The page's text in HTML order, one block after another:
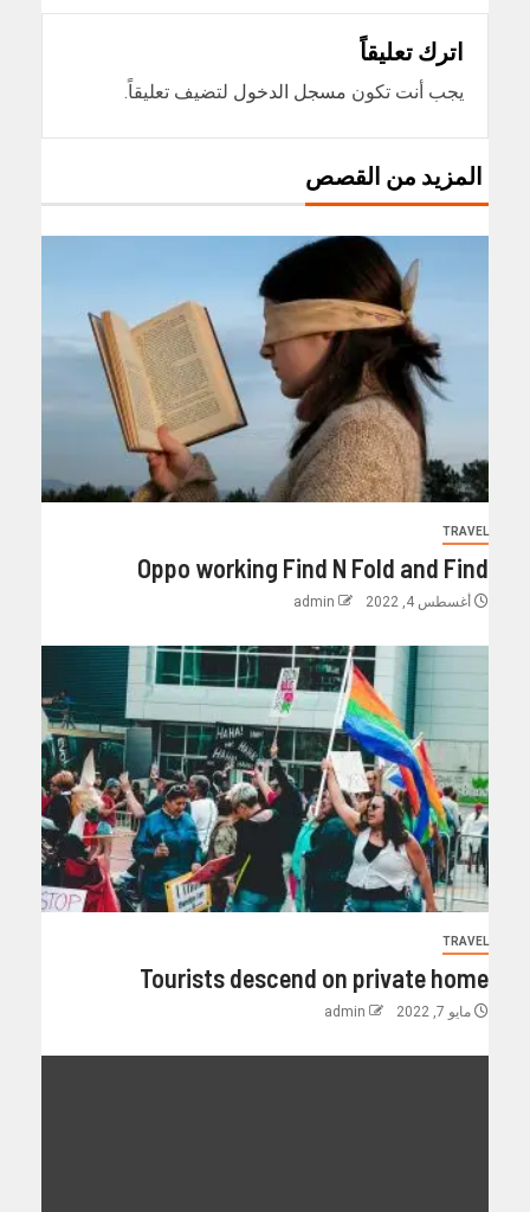
اترك تعليقاً
يجب أنت تكون مسجل الدخول لتضيف تعليقاً.
المزيد من القصص
TRAVEL
Oppo working Find N Fold and Find
أغسطس 4, 2022 admin
TRAVEL
Tourists descend on private home
مايو 7, 2022 admin